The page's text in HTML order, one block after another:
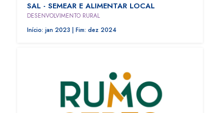
SAL - SEMEAR E ALIMENTAR LOCAL
DESENVOLVIMENTO RURAL
Início: jan 2023 | Fim: dez 2024